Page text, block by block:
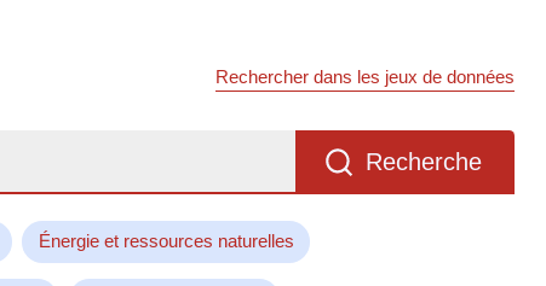
Rechercher dans les jeux de données
Recherche
Énergie et ressources naturelles